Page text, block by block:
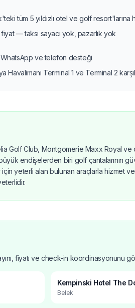
tüm 5 yıldızlı otel ve golf resort'larına
— taksi sayacı yok, pazarlık yok
ve telefon desteği
Havalimanı Terminal 1 ve Terminal 2
Golf Club, Montgomerie Maxx Royal ve
endişelerden biri golf çantalarının
yeterli alan bulunan araçlarla hizmet
fiyatı ve check-in koordinasyonunu
Kempinski Hotel The
Belek